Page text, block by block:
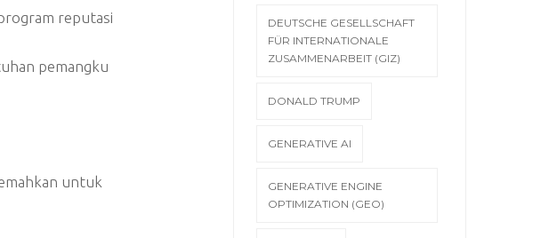
reputasi
pemangku
untuk
DEUTSCHE GESELLSCHAFT
FÜR INTERNATIONALE
ZUSAMMENARBEIT (GIZ)
DONALD TRUMP
GENERATIVE AI
GENERATIVE ENGINE
OPTIMIZATION (GEO)